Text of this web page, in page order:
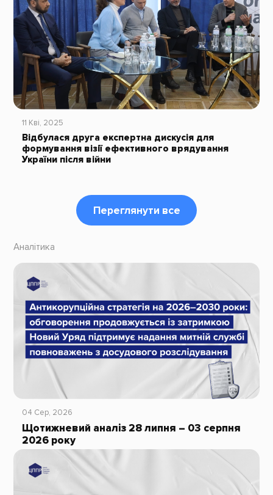
11 Кві, 2025
Відбулася друга експертна дискусія для
формування візії ефективного врядування
України після війни
Переглянути все
Аналітика
04 Сер, 2026
Щотижневий аналіз 28 липня – 03 серпня
2026 року